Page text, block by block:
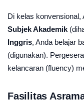
Di kelas konvensional,
Subjek Akademik
Inggris, Anda belajar
(digunakan).
kelancaran (fluency)
Fasilitas